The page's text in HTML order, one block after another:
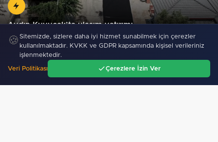
Aydın Kuyucak’ta ulaşım yatırımı
🍪 Sitemizde, sizlere daha iyi hizmet sunabilmek için çerezler
kullanılmaktadır. KVKK ve GDPR kapsamında kişisel verileriniz
işlenmektedir.
Veri Politikası Çerezlere İzin Ver
Gündem Ara Menü